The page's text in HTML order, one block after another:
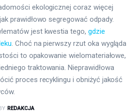
ekologicznej coraz więcej
prawidłowo segregować odpady.
jest kwestia tego, gdzie
. Choć na pierwszy rzut oka wygląda
to opakowanie wielomateriałowe,
traktowania. Nieprawidłowa
proces recyklingu i obniżyć jakość
REDAKCJA